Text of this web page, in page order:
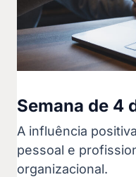
Semana de 4
A influência
pessoal e
organizacional.